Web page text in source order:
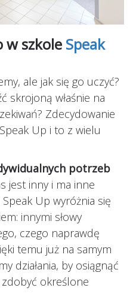
w szkole Speak
ale jak się go uczyć?
skrojoną właśnie na
Zdecydowanie
Up i to z wielu
potrzeb
jest inny i ma inne
Speak Up wyróżnia się
innymi słowy
czego naprawdę
temu już na samym
działania, by osiągnąć
określone